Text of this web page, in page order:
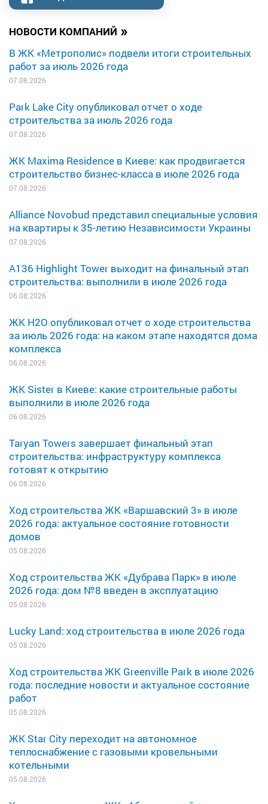
НОВОСТИ КОМПАНИЙ »
В ЖК «Метрополис» подвели итоги строительных
работ за июль 2026 года
07.08.2026
Park Lake City опубликовал отчет о ходе
строительства за июль 2026 года
07.08.2026
ЖК Maxima Residence в Киеве: как продвигается
строительство бизнес-класса в июле 2026 года
07.08.2026
Alliance Novobud представил специальные условия
на квартиры к 35-летию Независимости Украины
07.08.2026
A136 Highlight Tower выходит на финальный этап
строительства: выполнили в июле 2026 года
06.08.2026
ЖК H2O опубликовал отчет о ходе строительства
за июль 2026 года: на каком этапе находятся дома
комплекса
06.08.2026
ЖК Sister в Киеве: какие строительные работы
выполнили в июле 2026 года
06.08.2026
Taryan Towers завершает финальный этап
строительства: инфраструктуру комплекса
готовят к открытию
06.08.2026
Ход строительства ЖК «Варшавский 3» в июле
2026 года: актуальное состояние готовности
домов
05.08.2026
Ход строительства ЖК «Дубрава Парк» в июле
2026 года: дом №8 введен в эксплуатацию
05.08.2026
Lucky Land: ход строительства в июле 2026 года
05.08.2026
Ход строительства ЖК Greenville Park в июле 2026
года: последние новости и актуальное состояние
работ
05.08.2026
ЖК Star City переходит на автономное
теплоснабжение с газовыми кровельными
котельными
05.08.2026